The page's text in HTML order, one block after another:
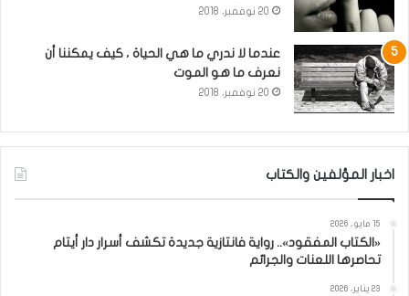
20 نوفمبر، 2018
عندما لا ندري ما هي الحياة ، كيف يمكننا أن
نعرف ما هو الموت
20 نوفمبر، 2018
اخبار المؤلفين والكتاب
15 مايو، 2026
«الكتاب المفقود».. رواية فانتازية جديدة تكشف أسرار دار أيتام
تحاصرها اللعنات والجرائم
23 يناير، 2026